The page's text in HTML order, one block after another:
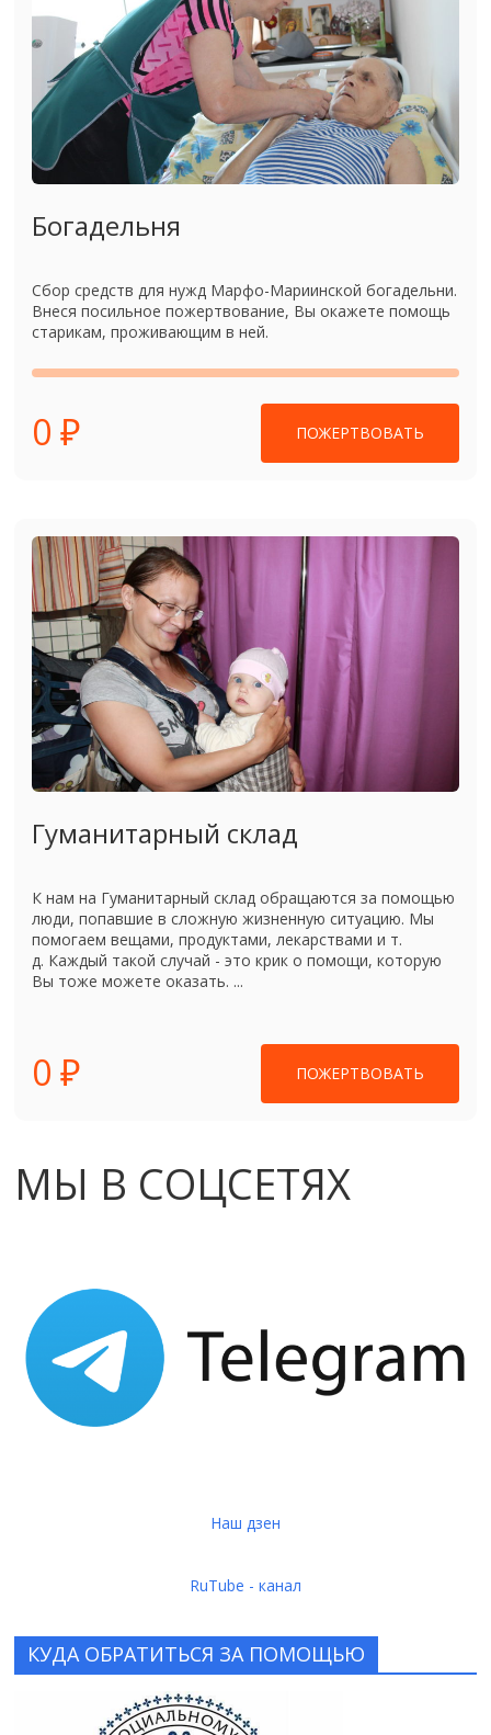
Богадельня
Сбор средств для нужд Марфо-Мариинской богадельни.
Внеся посильное пожертвование, Вы окажете помощь
старикам, проживающим в ней.
0 ₽ ПОЖЕРТВОВАТЬ
Гуманитарный склад
К нам на Гуманитарный склад обращаются за помощью
люди, попавшие в сложную жизненную ситуацию. Мы
помогаем вещами, продуктами, лекарствами и т.
д. Каждый такой случай - это крик о помощи, которую
Вы тоже можете оказать. ...
0 ₽ ПОЖЕРТВОВАТЬ
МЫ В СОЦСЕТЯХ
Наш дзен
RuTube - канал
КУДА ОБРАТИТЬСЯ ЗА ПОМОЩЬЮ